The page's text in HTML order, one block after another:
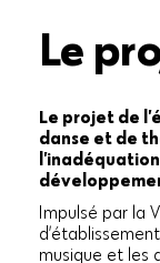
Le
Le projet de
danse et de
Impulsé par la
musique et les